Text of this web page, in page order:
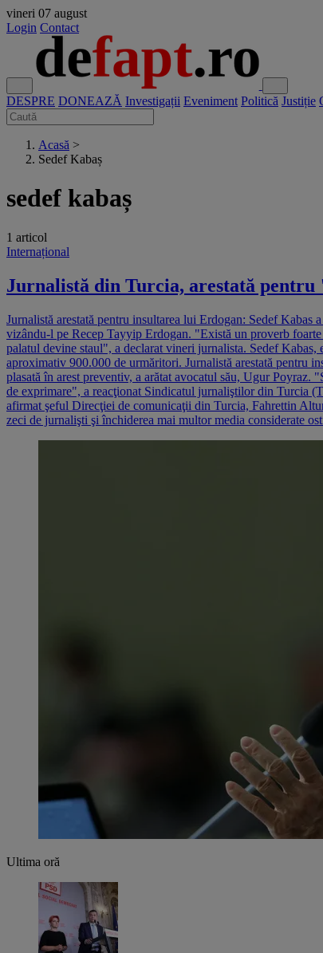
vineri 07 august
Login Contact
DESPRE DONEAZĂ Investigații Eveniment Politică Justiție
Acasă >
Sedef Kabaș
sedef kabaș
1 articol
Internațional
Jurnalistă din Turcia, arestată
Jurnalistă arestată pentru insultarea lui Erdogan: Sedef
vizându-l pe Recep Tayyip Erdogan. "Există un proverb
palatul devine staul", a declarat vineri jurnalista. Sedef
aproximativ 900.000 de urmăritori. Jurnalistă arestată pentru
plasată în arest preventiv, a arătat avocatul său, Ugur
de exprimare", a reacţionat Sindicatul jurnaliştilor din Turcia
afirmat şeful Direcţiei de comunicaţii din Turcia, Fahrettin
zeci de jurnalişti şi închiderea mai multor media considerate
Ultima oră